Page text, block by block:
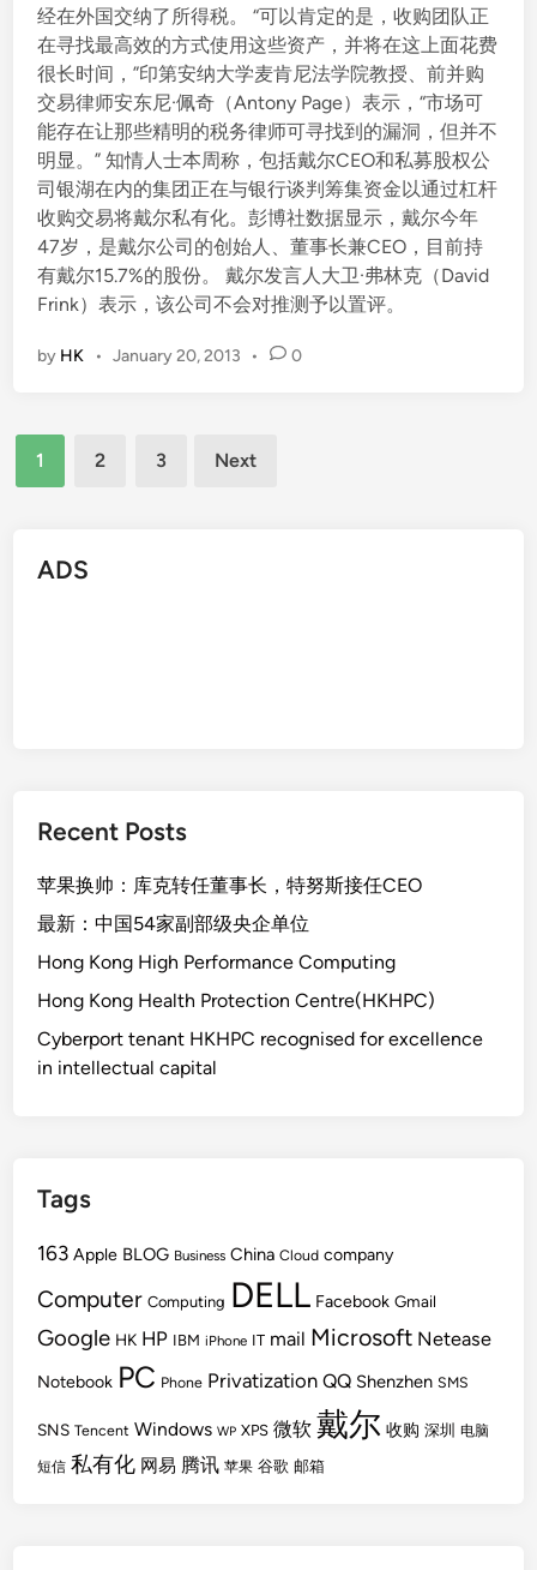
经在外国交纳了所得税。 “可以肯定的是，收购团队正
在寻找最高效的方式使用这些资产，并将在这上面花费
很长时间，”印第安纳大学麦肯尼法学院教授、前并购
交易律师安东尼·佩奇（Antony Page）表示，“市场可
能存在让那些精明的税务律师可寻找到的漏洞，但并不
明显。” 知情人士本周称，包括戴尔CEO和私募股权公
司银湖在内的集团正在与银行谈判筹集资金以通过杠杆
收购交易将戴尔私有化。彭博社数据显示，戴尔今年
47岁，是戴尔公司的创始人、董事长兼CEO，目前持
有戴尔15.7%的股份。 戴尔发言人大卫·弗林克（David
Frink）表示，该公司不会对推测予以置评。
by HK • January 20, 2013 • 0
Posts
pagination
1 2 3 Next
ADS
Recent Posts
苹果换帅：库克转任董事长，特努斯接任CEO
最新：中国54家副部级央企单位
Hong Kong High Performance Computing
Hong Kong Health Protection Centre(HKHPC)
Cyberport tenant HKHPC recognised for excellence
in intellectual capital
Tags
163 Apple BLOG Business China Cloud company
Computer Computing DELL Facebook Gmail
Google HK HP IBM iPhone IT mail Microsoft Netease
Notebook PC Phone Privatization QQ Shenzhen SMS
SNS Tencent Windows WP XPS 微软 戴尔 收购 深圳 电脑
短信 私有化 网易 腾讯 苹果 谷歌 邮箱